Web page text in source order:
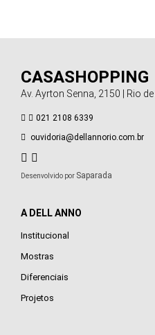
CASASHOPPING
Av. Ayrton Senna, 2150 | Rio
021 2108 6339
ouvidoria@dellannorio.com.br
Desenvolvido por Saparada
A DELL ANNO
Institucional
Mostras
Diferenciais
Projetos